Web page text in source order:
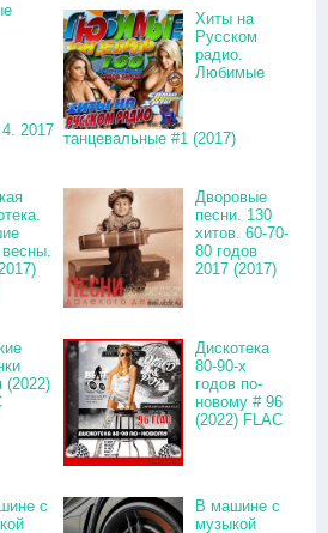
2017
Хиты на
Русском
радио.
Любимые
танцевальные #1 (2017)
Дворовые
песни. 130
хитов. 60-70-
80 годов
2017 (2017)
(2022)
Дискотека
80-90-х
годов по-
новому # 96
(2022) FLAC
с
В машине с
музыкой